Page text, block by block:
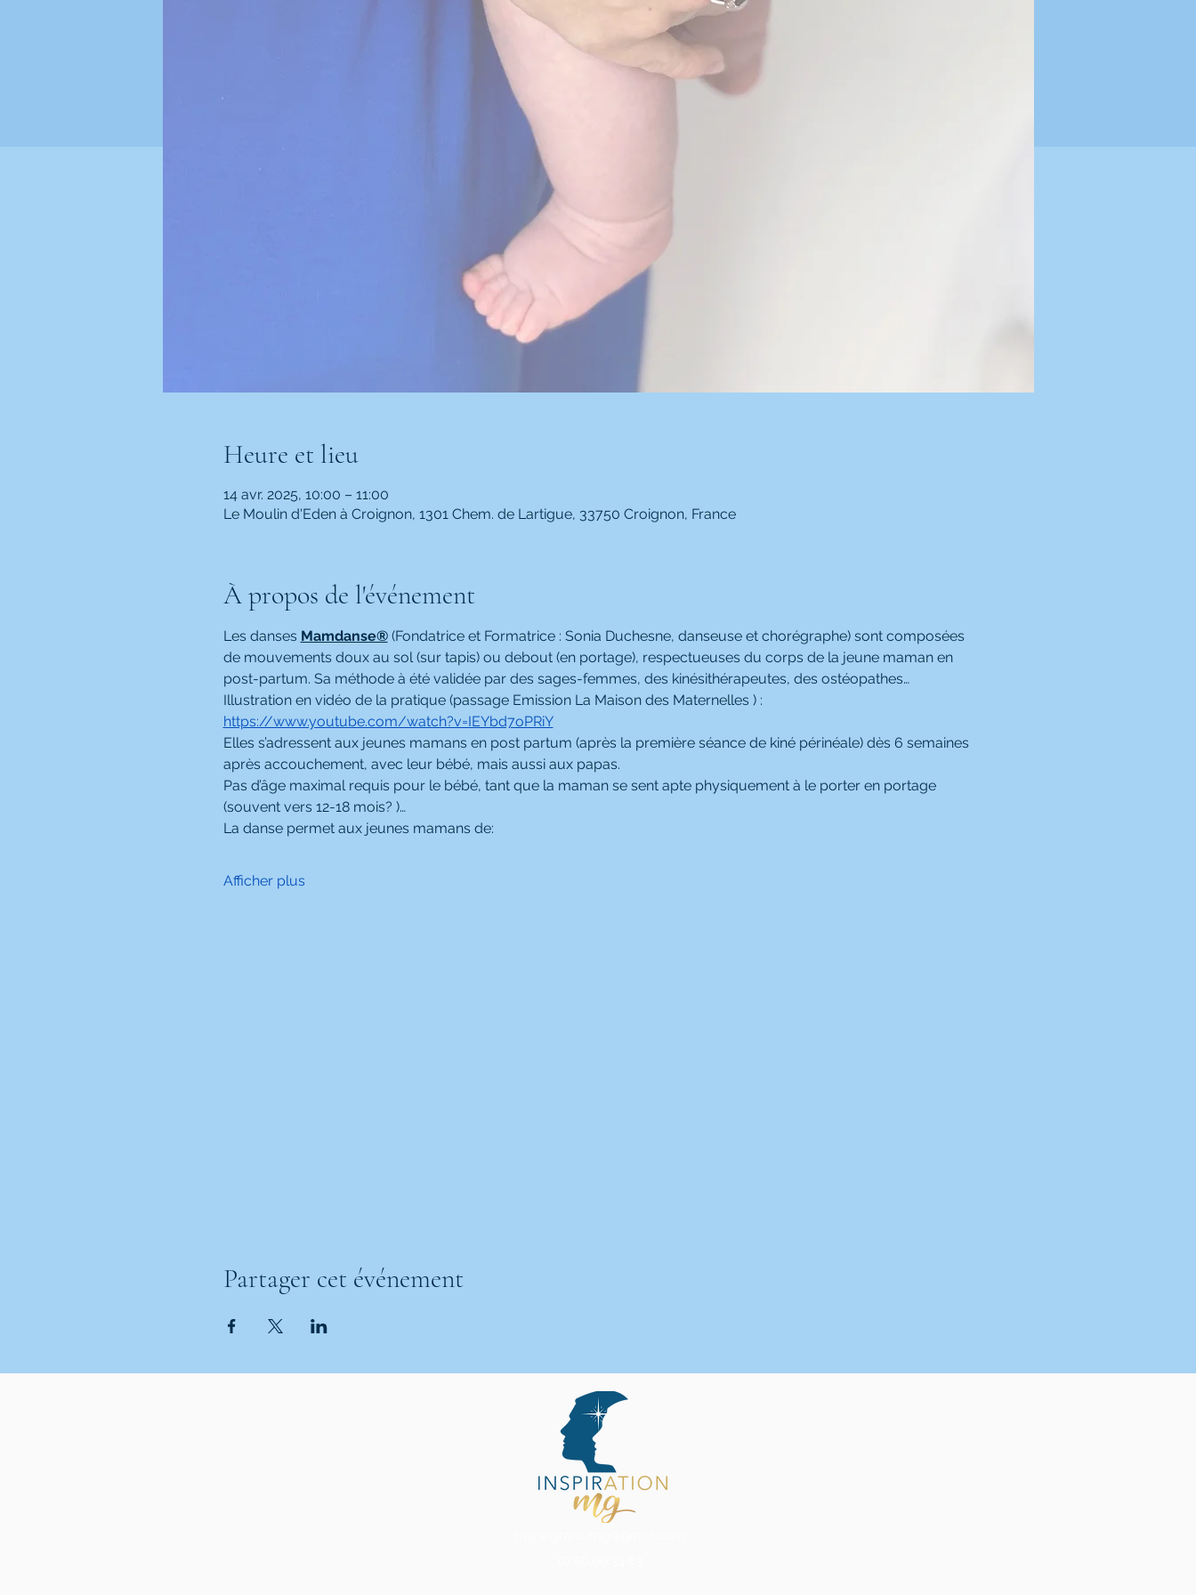
Heure et lieu
14 avr. 2025, 10:00 – 11:00
Le Moulin d'Eden à Croignon, 1301 Chem. de Lartigue, 33750 Croignon, France
À propos de l'événement
Les danses Mamdanse® (Fondatrice et Formatrice : Sonia Duchesne, danseuse et chorégraphe) sont composées
de mouvements doux au sol (sur tapis) ou debout (en portage), respectueuses du corps de la jeune maman en
post-partum. Sa méthode à été validée par des sages-femmes, des kinésithérapeutes, des ostéopathes…
Illustration en vidéo de la pratique (passage Emission La Maison des Maternelles ) :
https://www.youtube.com/watch?v=IEYbd7oPRiY
Elles s’adressent aux jeunes mamans en post partum (après la première séance de kiné périnéale) dès 6 semaines
après accouchement, avec leur bébé, mais aussi aux papas.
Pas d’âge maximal requis pour le bébé, tant que la maman se sent apte physiquement à le porter en portage
(souvent vers 12-18 mois? )…
La danse permet aux jeunes mamans de:
Afficher plus
Partager cet événement